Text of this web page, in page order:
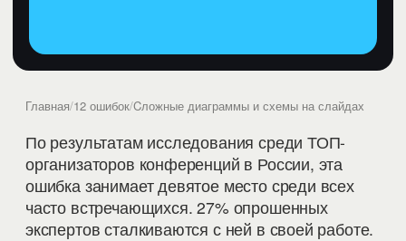
Главная/12 ошибок/Cложные диаграммы и схемы на слайдах
По результатам исследования среди ТОП-
организаторов конференций в России, эта
ошибка занимает девятое место среди всех
часто встречающихся. 27% опрошенных
экспертов сталкиваются с ней в своей работе.